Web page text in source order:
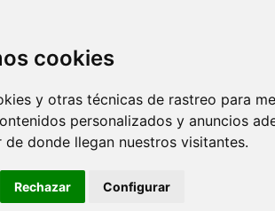
cookies
y otras técnicas de rastreo para
personalizados y anuncios
de donde llegan nuestros visitantes.
Rechazar Configurar